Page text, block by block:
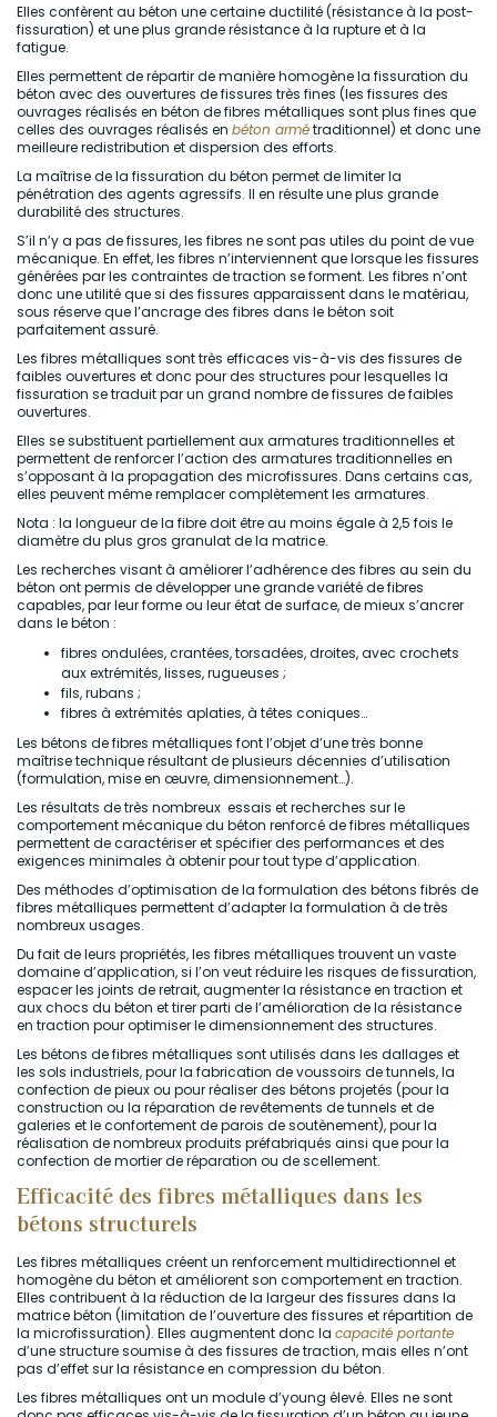
Elles confèrent au béton une certaine ductilité (résistance à la post-
fissuration) et une plus grande résistance à la rupture et à la
fatigue.
Elles permettent de répartir de manière homogène la fissuration du
béton avec des ouvertures de fissures très fines (les fissures des
ouvrages réalisés en béton de fibres métalliques sont plus fines que
celles des ouvrages réalisés en béton armétraditionnel) et donc une
meilleure redistribution et dispersion des efforts.
La maîtrise de la fissuration du béton permet de limiter la
pénétration des agents agressifs. Il en résulte une plus grande
durabilité des structures.
S’il n’y a pas de fissures, les fibres ne sont pas utiles du point de vue
mécanique. En effet, les fibres n’interviennent que lorsque les fissures
générées par les contraintes de traction se forment. Les fibres n’ont
donc une utilité que si des fissures apparaissent dans le matériau,
sous réserve que l’ancrage des fibres dans le béton soit
parfaitement assuré.
Les fibres métalliques sont très efficaces vis-à-vis des fissures de
faibles ouvertures et donc pour des structures pour lesquelles la
fissuration se traduit par un grand nombre de fissures de faibles
ouvertures.
Elles se substituent partiellement aux armatures traditionnelles et
permettent de renforcer l’action des armatures traditionnelles en
s’opposant à la propagation des microfissures. Dans certains cas,
elles peuvent même remplacer complètement les armatures.
Nota : la longueur de la fibre doit être au moins égale à 2,5 fois le
diamètre du plus gros granulat de la matrice.
Les recherches visant à améliorer l’adhérence des fibres au sein du
béton ont permis de développer une grande variété de fibres
capables, par leur forme ou leur état de surface, de mieux s’ancrer
dans le béton :
fibres ondulées, crantées, torsadées, droites, avec crochets
aux extrémités, lisses, rugueuses ;
fils, rubans ;
fibres à extrémités aplaties, à têtes coniques…
Les bétons de fibres métalliques font l’objet d’une très bonne
maîtrise technique résultant de plusieurs décennies d’utilisation
(formulation, mise en œuvre, dimensionnement…).
Les résultats de très nombreux essais et recherches sur le
comportement mécanique du béton renforcé de fibres métalliques
permettent de caractériser et spécifier des performances et des
exigences minimales à obtenir pour tout type d’application.
Des méthodes d’optimisation de la formulation des bétons fibrés de
fibres métalliques permettent d’adapter la formulation à de très
nombreux usages.
Du fait de leurs propriétés, les fibres métalliques trouvent un vaste
domaine d’application, si l’on veut réduire les risques de fissuration,
espacer les joints de retrait, augmenter la résistance en traction et
aux chocs du béton et tirer parti de l’amélioration de la résistance
en traction pour optimiser le dimensionnement des structures.
Les bétons de fibres métalliques sont utilisés dans les dallages et
les sols industriels, pour la fabrication de voussoirs de tunnels, la
confection de pieux ou pour réaliser des bétons projetés (pour la
construction ou la réparation de revêtements de tunnels et de
galeries et le confortement de parois de soutènement), pour la
réalisation de nombreux produits préfabriqués ainsi que pour la
confection de mortier de réparation ou de scellement.
Efficacité des fibres métalliques dans les
bétons structurels
Les fibres métalliques créent un renforcement multidirectionnel et
homogène du béton et améliorent son comportement en traction.
Elles contribuent à la réduction de la largeur des fissures dans la
matrice béton (limitation de l’ouverture des fissures et répartition de
la microfissuration). Elles augmentent donc la capacité portante
d’une structure soumise à des fissures de traction, mais elles n’ont
pas d’effet sur la résistance en compression du béton.
Les fibres métalliques ont un module d’young élevé. Elles ne sont